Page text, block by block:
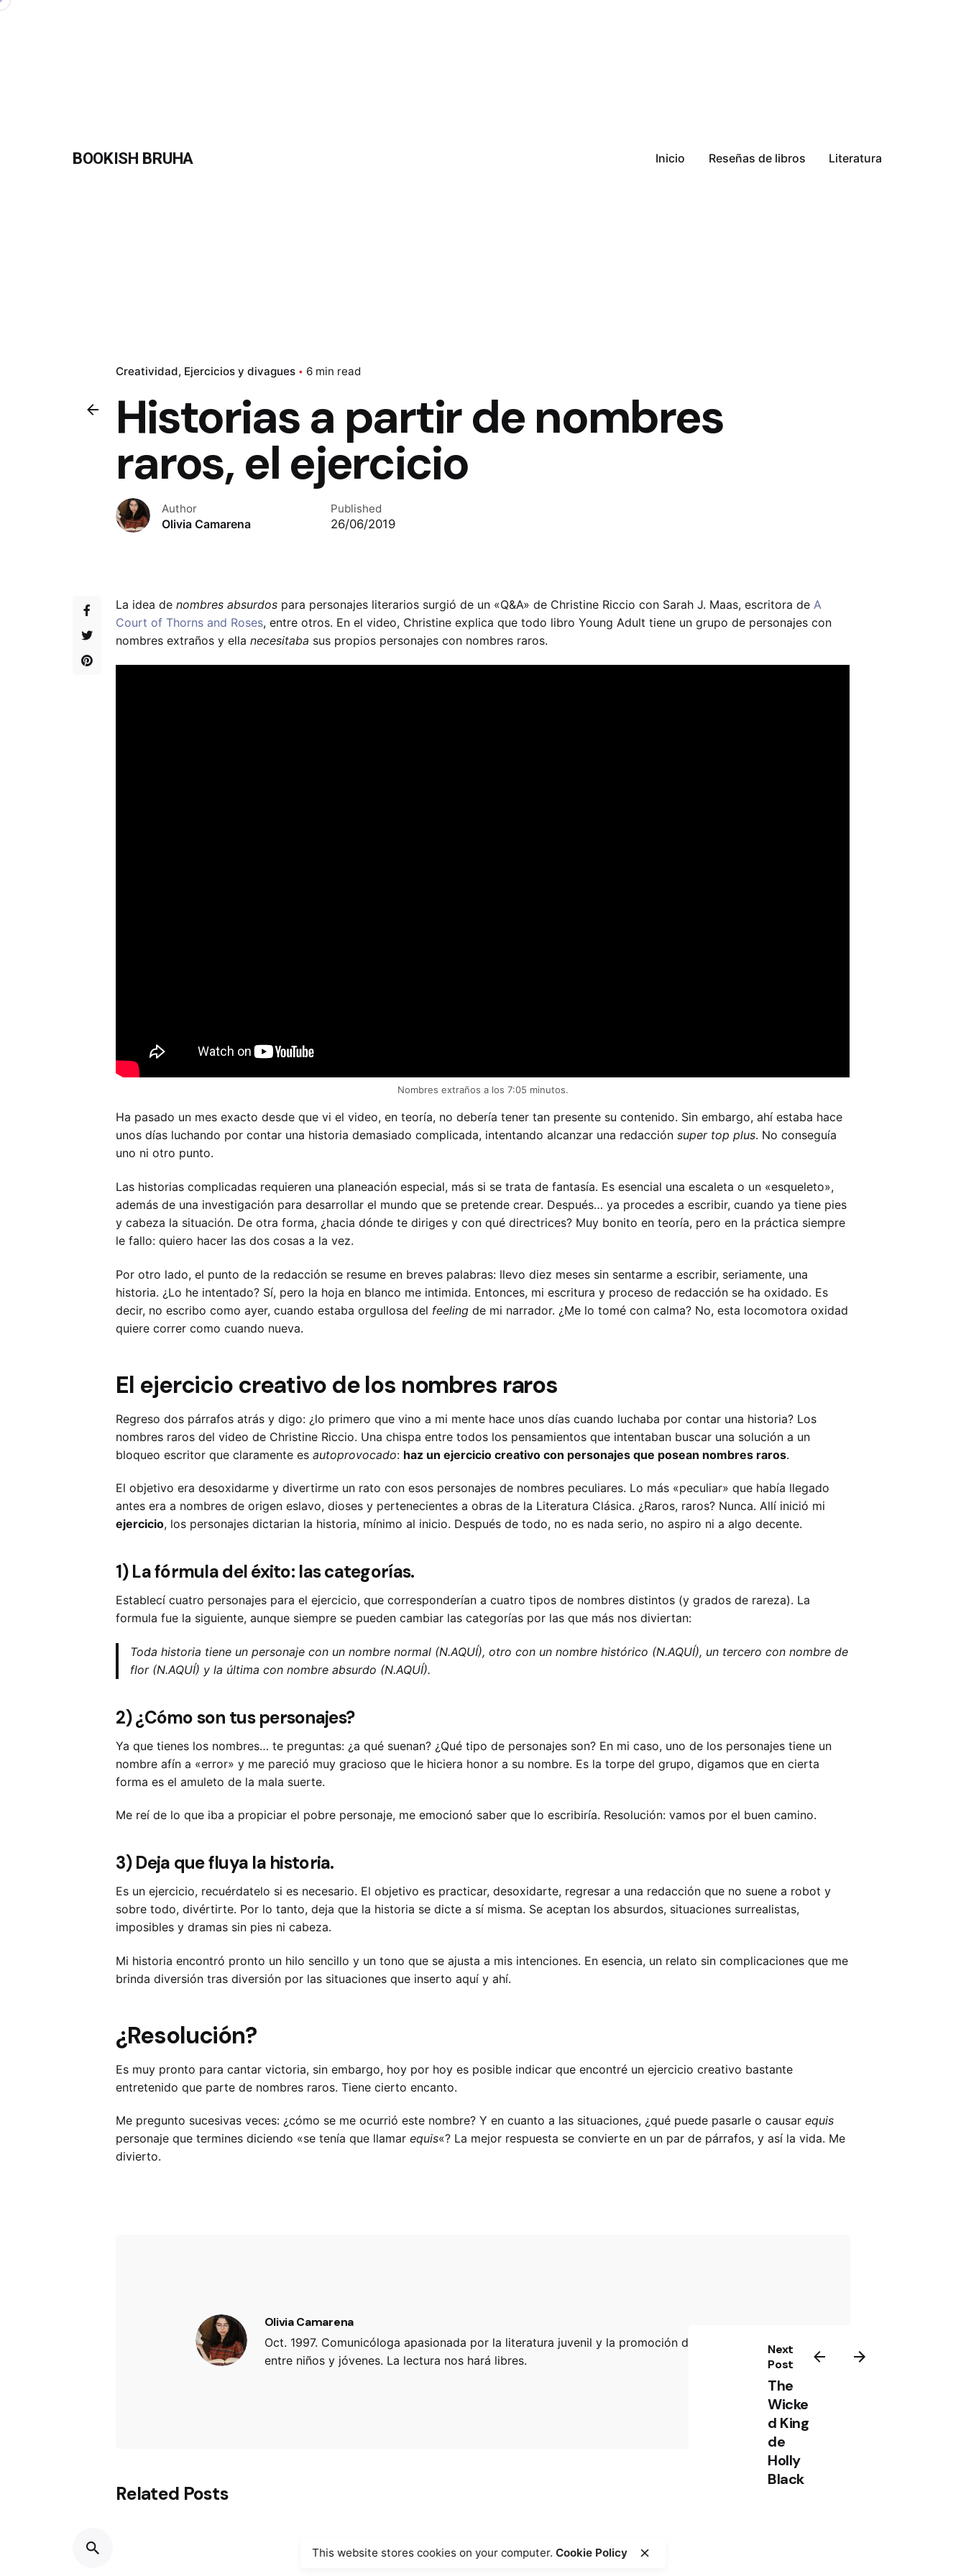
Skip
BOOKISH BRUHA Inicio Reseñas de libros Literatura
Creatividad Ejercicios y divagues 6 min read
Historias a partir de nombres
raros, el ejercicio
Author
Olivia Camarena
Published
26/06/2019
La idea denombres absurdos para personajes literarios surgió de un «Q&A» de Christine Riccio con Sarah J. Maas, escritora de A
Court of Thorns and Roses, entre otros. En el video, Christine explica que todo libro Young Adult tiene un grupo de personajes con
nombres extraños y ellanecesitaba sus propios personajes con nombres raros.
Nombres extraños a los 7:05 minutos.
Ha pasado un mes exacto desde que vi el video, en teoría, no debería tener tan presente su contenido. Sin embargo, ahí estaba hace
unos días luchando por contar una historia demasiado complicada, intentando alcanzar una redacciónsuper top plus. No conseguía
uno ni otro punto.
Las historias complicadas requieren una planeación especial, más si se trata de fantasía. Es esencial una escaleta o un «esqueleto»,
además de una investigación para desarrollar el mundo que se pretende crear. Después… ya procedes a escribir, cuando ya tiene pies
y cabeza la situación. De otra forma, ¿hacia dónde te diriges y con qué directrices? Muy bonito en teoría, pero en la práctica siempre
le fallo: quiero hacer las dos cosas a la vez.
Por otro lado, el punto de la redacción se resume en breves palabras: llevo diez meses sin sentarme a escribir, seriamente, una
historia. ¿Lo he intentado? Sí, pero la hoja en blanco me intimida. Entonces, mi escritura y proceso de redacción se ha oxidado. Es
decir, no escribo como ayer, cuando estaba orgullosa del feeling de mi narrador. ¿Me lo tomé con calma? No, esta locomotora oxidad
quiere correr como cuando nueva.
El ejercicio creativo de los nombres raros
Regreso dos párrafos atrás y digo: ¿lo primero que vino a mi mente hace unos días cuando luchaba por contar una historia? Los
nombres raros del video de Christine Riccio. Una chispa entre todos los pensamientos que intentaban buscar una solución a un
bloqueo escritor que claramente esautoprovocado: haz un ejercicio creativo con personajes que posean nombres raros.
El objetivo era desoxidarme y divertirme un rato con esos personajes de nombres peculiares. Lo más «peculiar» que había llegado
antes era a nombres de origen eslavo, dioses y pertenecientes a obras de la Literatura Clásica. ¿Raros, raros? Nunca. Allí inició mi
ejercicio, los personajes dictarian la historia, mínimo al inicio. Después de todo, no es nada serio, no aspiro ni a algo decente.
1) La fórmula del éxito: las categorías.
Establecí cuatro personajes para el ejercicio, que corresponderían a cuatro tipos de nombres distintos (y grados de rareza). La
formula fue la siguiente, aunque siempre se pueden cambiar las categorías por las que más nos diviertan:
Toda historia tiene un personaje con un nombre normal (N.AQUÍ), otro con un nombre histórico (N.AQUÍ), un tercero con nombre de
flor (N.AQUÍ) y la última con nombre absurdo (N.AQUÍ).
2) ¿Cómo son tus personajes?
Ya que tienes los nombres… te preguntas: ¿a qué suenan? ¿Qué tipo de personajes son? En mi caso, uno de los personajes tiene un
nombre afín a «error» y me pareció muy gracioso que le hiciera honor a su nombre. Es la torpe del grupo, digamos que en cierta
forma es el amuleto de la mala suerte.
Me reí de lo que iba a propiciar el pobre personaje, me emocionó saber que lo escribiría. Resolución: vamos por el buen camino.
3) Deja que fluya la historia.
Es un ejercicio, recuérdatelo si es necesario. El objetivo es practicar, desoxidarte, regresar a una redacción que no suene a robot y
sobre todo, divértirte. Por lo tanto, deja que la historia se dicte a sí misma. Se aceptan los absurdos, situaciones surrealistas,
imposibles y dramas sin pies ni cabeza.
Mi historia encontró pronto un hilo sencillo y un tono que se ajusta a mis intenciones. En esencia, un relato sin complicaciones que me
brinda diversión tras diversión por las situaciones que inserto aquí y ahí.
¿Resolución?
Es muy pronto para cantar victoria, sin embargo, hoy por hoy es posible indicar que encontré un ejercicio creativo bastante
entretenido que parte de nombres raros. Tiene cierto encanto.
Me pregunto sucesivas veces: ¿cómo se me ocurrió este nombre? Y en cuanto a las situaciones, ¿qué puede pasarle o causarequis
personaje que termines diciendo «se tenía que llamarequis«? La mejor respuesta se convierte en un par de párrafos, y así la vida. Me
divierto.
Olivia Camarena
Oct. 1997. Comunicóloga apasionada por la literatura juvenil y la promoción de la lectura
entre niños y jóvenes. La lectura nos hará libres.
Next
Post
The
Wicke
d King
de
Holly
Black
Related Posts
This website stores cookies on your computer.Cookie Policy